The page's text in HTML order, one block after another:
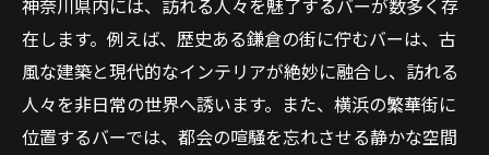
神奈川県内には、訪れる人々を魅了するバーが数多く存
在します。例えば、歴史ある鎌倉の街に佇むバーは、古
風な建築と現代的なインテリアが絶妙に融合し、訪れる
人々を非日常の世界へ誘います。また、横浜の繁華街に
位置するバーでは、都会の喧騒を忘れさせる静かな空間